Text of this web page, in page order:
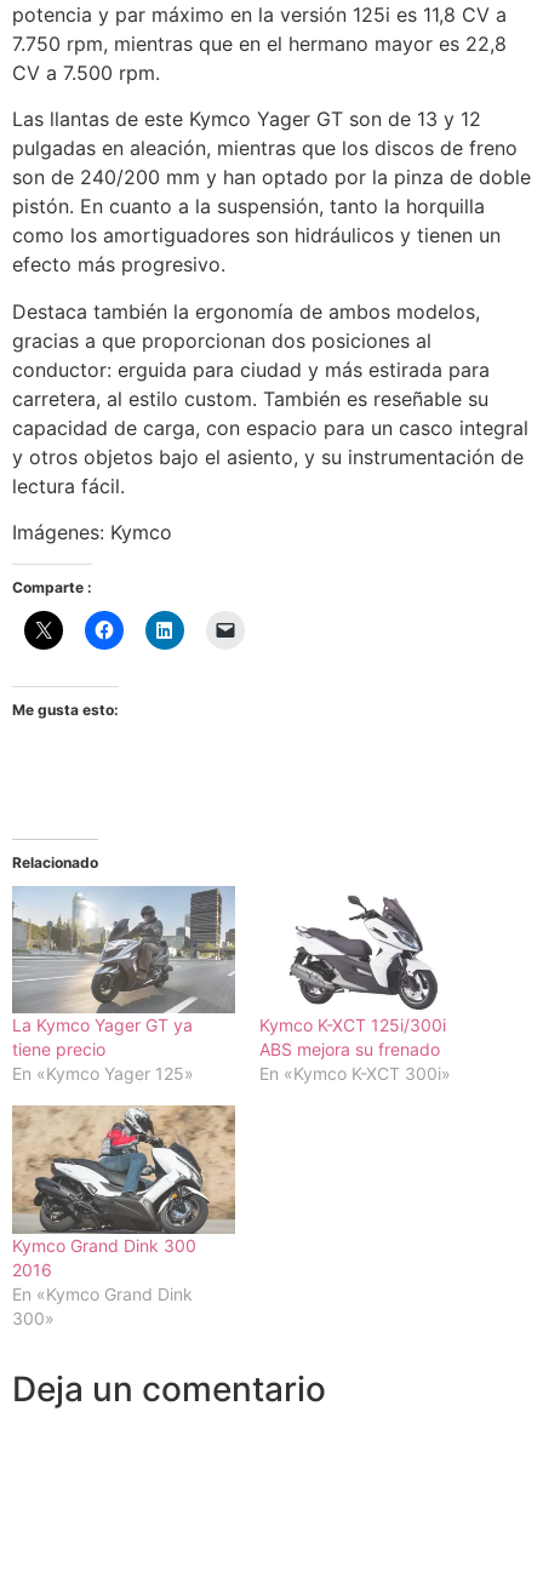
potencia y par máximo en la versión 125i es 11,8 CV a
7.750 rpm, mientras que en el hermano mayor es 22,8
CV a 7.500 rpm.
Las llantas de este Kymco Yager GT son de 13 y 12
pulgadas en aleación, mientras que los discos de freno
son de 240/200 mm y han optado por la pinza de doble
pistón. En cuanto a la suspensión, tanto la horquilla
como los amortiguadores son hidráulicos y tienen un
efecto más progresivo.
Destaca también la ergonomía de ambos modelos,
gracias a que proporcionan dos posiciones al
conductor: erguida para ciudad y más estirada para
carretera, al estilo custom. También es reseñable su
capacidad de carga, con espacio para un casco integral
y otros objetos bajo el asiento, y su instrumentación de
lectura fácil.
Imágenes: Kymco
Comparte :
Me gusta esto:
Relacionado
La Kymco Yager GT ya
tiene precio
En «Kymco Yager 125»
Kymco K-XCT 125i/300i
ABS mejora su frenado
En «Kymco K-XCT 300i»
Kymco Grand Dink 300
2016
En «Kymco Grand Dink
300»
Deja un comentario